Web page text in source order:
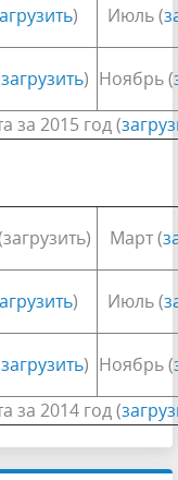
) Июль (
загрузить) Ноябрь (
2015 год (
Март (
) Июль (
загрузить) Ноябрь (
2014 год (